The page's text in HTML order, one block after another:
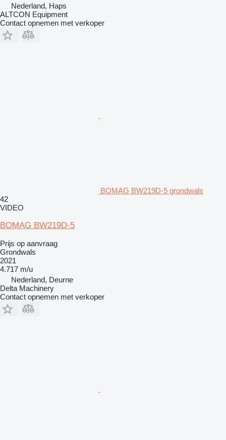
Nederland, Haps
ALTCON Equipment
Contact opnemen met verkoper
BOMAG BW219D-5 grondwals
42
VIDEO
BOMAG BW219D-5
Prijs op aanvraag
Grondwals
2021
4.717 m/u
Nederland, Deurne
Delta Machinery
Contact opnemen met verkoper